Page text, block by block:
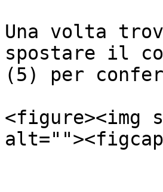
Una volta
spostare il
(5) per
<figure><img